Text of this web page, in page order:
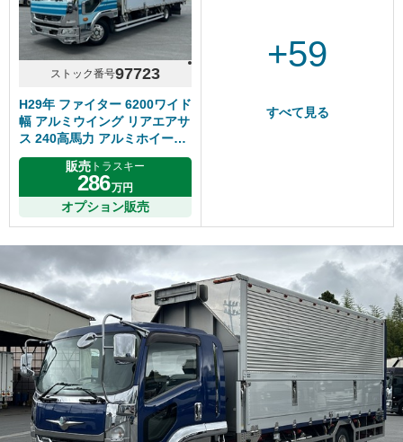
ストック番号97723
H29年 ファイター 6200ワイド
幅 アルミウイング リアエアサ
ス 240高馬力 アルミホイール
メッキパーツ多数 床鉄板 6MT
販売 トラスキー
286万円
オプション販売
+59
すべて見る